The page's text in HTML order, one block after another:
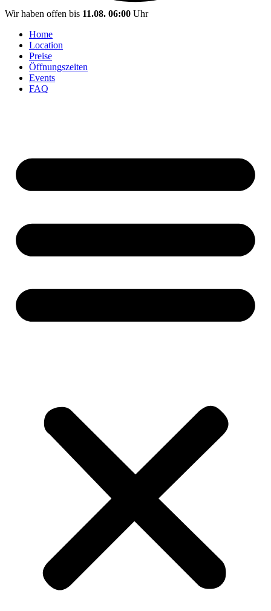
Wir haben offen bis 11.08. 06:00 Uhr
Home
Location
Preise
Öffnungszeiten
Events
FAQ